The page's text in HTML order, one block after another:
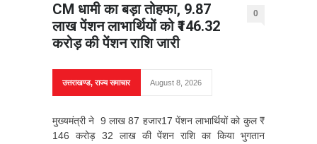
CM धामी का बड़ा तोहफा, 9.87
लाख पेंशन लाभार्थियों को ₹146.32
करोड़ की पेंशन राशि जारी
0
उत्तराखण्ड,राज्य समाचार August 8, 2026
मुख्यमंत्री ने 9 लाख 87 हजार17 पेंशन लाभार्थियों को कुल ₹
146 करोड़ 32 लाख की पेंशन राशि का किया भुगतान